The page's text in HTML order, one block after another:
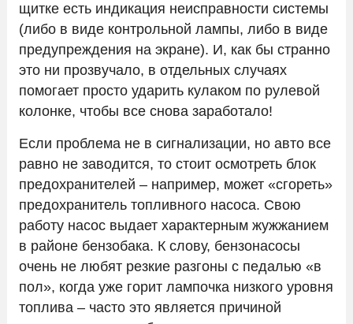
щитке есть индикация неисправности системы
(либо в виде контрольной лампы, либо в виде
предупреждения на экране). И, как бы странно
это ни прозвучало, в отдельных случаях
помогает просто ударить кулаком по рулевой
колонке, чтобы все снова заработало!
Если проблема не в сигнализации, но авто все
равно не заводится, то стоит осмотреть блок
предохранителей – например, может «сгореть»
предохранитель топливного насоса. Свою
работу насос выдает характерным жужжанием
в районе бензобака. К слову, бензонасосы
очень не любят резкие разгоны с педалью «в
пол», когда уже горит лампочка низкого уровня
топлива – часто это является причиной